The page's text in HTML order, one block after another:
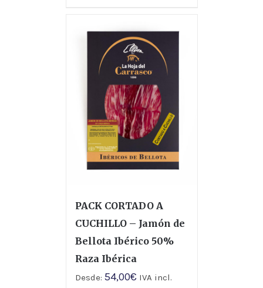
PACK CORTADO A
CUCHILLO – Jamón de
Bellota Ibérico 50%
Raza Ibérica
Desde: 54,00€ IVA incl.